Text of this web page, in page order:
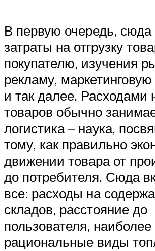
В первую очередь, сюда
затраты на отгрузку
покупателю, изучения
рекламу,
и так далее. Расходами
товаров обычно
логистика – наука,
тому, как правильно
движении товара от
до потребителя. Сюда
все: расходы на
складов, расстояние до
пользователя, наиболее
рациональные виды